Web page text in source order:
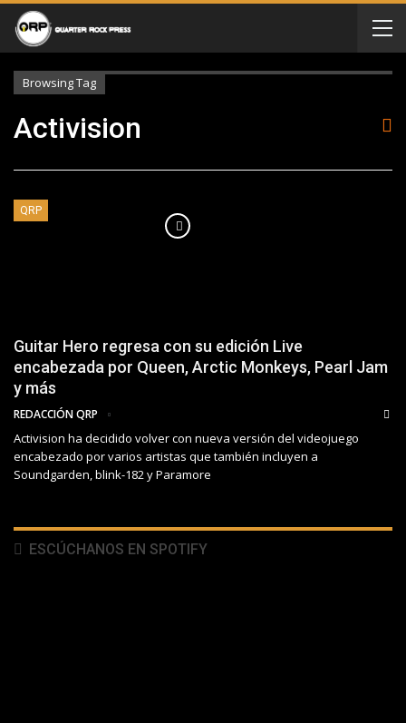
Browsing Tag
Activision
QRP
Guitar Hero regresa con su edición Live
encabezada por Queen, Arctic Monkeys, Pearl Jam
y más
REDACCIÓN QRP
Activision ha decidido volver con nueva versión del videojuego
encabezado por varios artistas que también incluyen a
Soundgarden, blink-182 y Paramore
ESCÚCHANOS EN SPOTIFY